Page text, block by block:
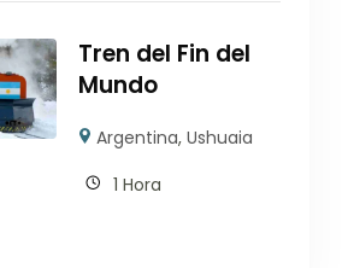
Tren del Fin del
Mundo
Argentina, Ushuaia
1 Hora